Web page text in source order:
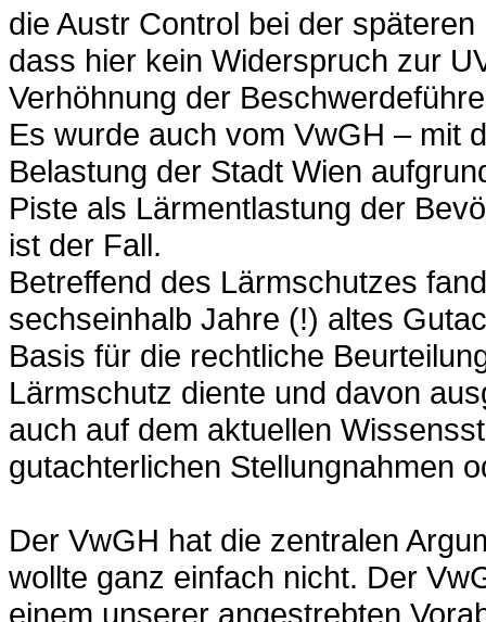
die Austr Control bei der
dass hier kein Widerspruch zur
Verhöhnung der
Es wurde auch vom VwGH – mit
Belastung der Stadt Wien
Piste als Lärmentlastung der
ist der Fall.
Betreffend des Lärmschutzes
sechseinhalb Jahre (!) altes
Basis für die rechtliche
Lärmschutz diente und davon
auch auf dem aktuellen
gutachterlichen Stellungnahmen
Der VwGH hat die zentralen
wollte ganz einfach nicht. Der
einem unserer angestrebten